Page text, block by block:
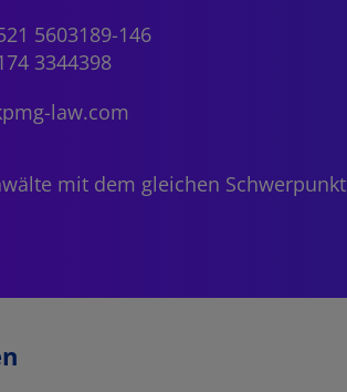
5603189-146
3344398
law.com
mit dem gleichen Schwerpunkt